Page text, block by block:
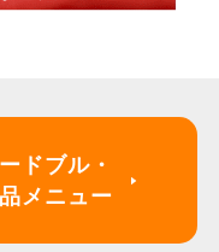
ドブル・
メニュー